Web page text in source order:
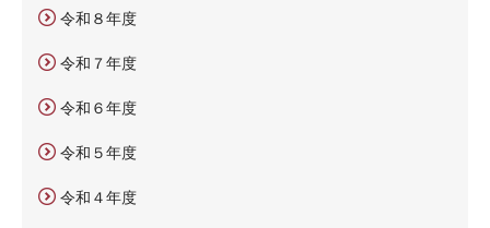
令和８年度
令和７年度
令和６年度
令和５年度
令和４年度